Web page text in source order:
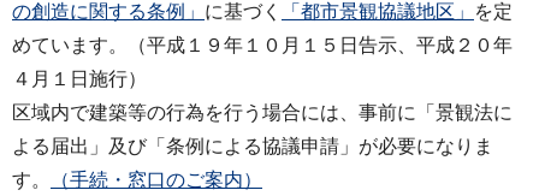
の創造に関する条例」 に基づく 「都市景観協議地区」
を定
めています。（平成１９年１０月１５日告示、平成２０年
４月１日施行）
区域内で建築等の行為を行う場合には、事前に「景観法に
よる届出」及び「条例による協議申請」が必要になりま
す。
（手続・窓口のご案内）